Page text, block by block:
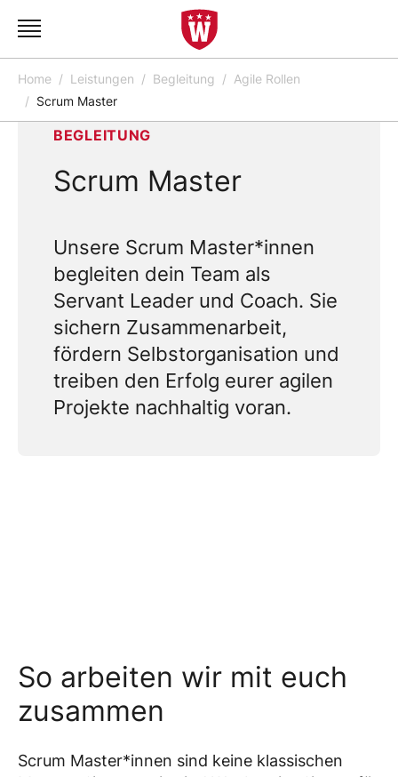
Home Leistungen Begleitung
Agile Rollen
Scrum Master
BEGLEITUNG
Scrum Master
Unsere Scrum Master*innen
begleiten dein Team als
Servant Leader und Coach. Sie
sichern Zusammenarbeit,
fördern Selbstorganisation und
treiben den Erfolg eurer agilen
Projekte nachhaltig voran.
So arbeiten wir mit euch
zusammen
Scrum Master*innen sind keine klassischen